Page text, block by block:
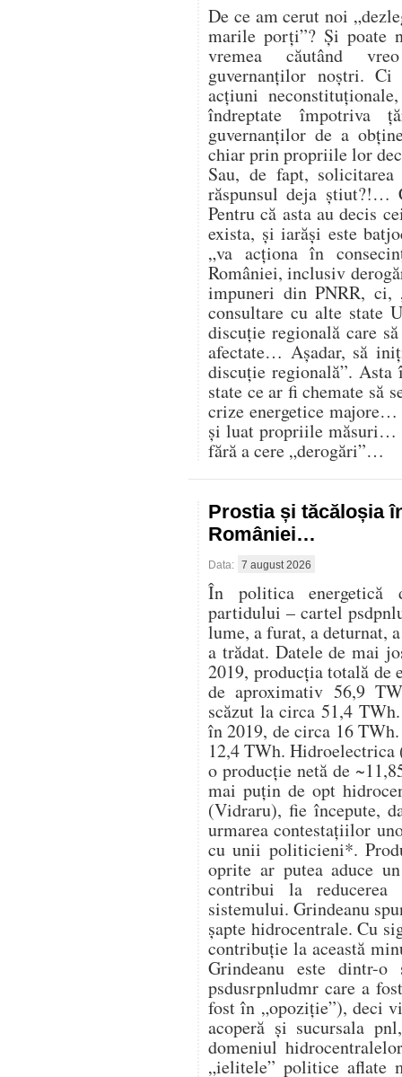
De ce am cerut noi
marile porți”? Și poate
vremea căutând
guvernanților noștri.
acțiuni
îndreptate împotriva
guvernanților de a
chiar prin propriile lor
Sau, de fapt,
răspunsul deja știut?!…
Pentru că asta au decis
exista, și iarăși este
„va acționa în
României, inclusiv
impuneri din PNRR, ci,
consultare cu alte state
discuție regională care
afectate… Așadar, să
discuție regională”.
state ce ar fi chemate să
crize energetice
și luat propriile măsuri…
fără a cere „derogări”…
Prostia și tăcăloșia
României…
Data: 7 august 2026
În politica
partidului – cartel
lume, a furat, a deturnat,
a trădat. Datele de mai
2019, producția totală de
de aproximativ 56,9
scăzut la circa 51,4
în 2019, de circa 16
12,4 TWh.
o producție netă de
mai puțin de opt
(Vidraru), fie începute,
urmarea contestațiilor
cu unii politicieni*.
oprite ar putea aduce
contribui la
sistemului. Grindeanu
șapte hidrocentrale. Cu
contribuție la această
Grindeanu este dintr-
psdusrpnludmr care a
fost în „opoziție”), deci
acoperă și sucursala
domeniul
„ielitele” politice aflate